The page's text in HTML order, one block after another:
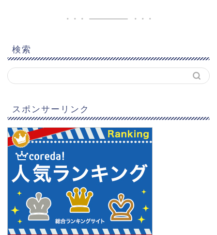
検索
スポンサーリンク